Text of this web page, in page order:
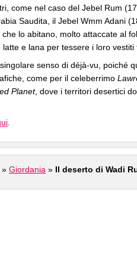
come nel caso del Jebel Rum
Saudita, il Jebel Wmm Adani
lo abitano, molto attaccate al
e lana per tessere i loro vestiti
senso di déjà-vu, poiché
come per il celeberrimo
Planet, dove i territori desertici
» Giordania » Il deserto di Wadi